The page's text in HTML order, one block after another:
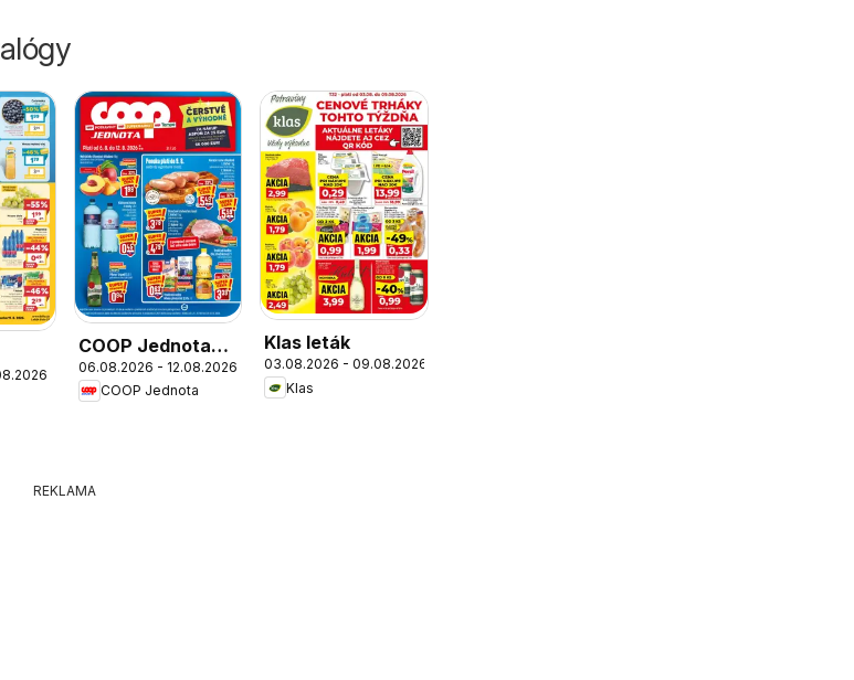
COOP Jednota
leták
06.08.2026 - 12.08.2026
COOP Jednota
Klas leták
03.08.2026 - 09.08.2026
Klas
REKLAMA